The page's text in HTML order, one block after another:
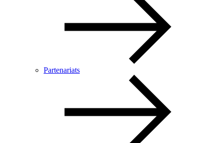
Partenariats